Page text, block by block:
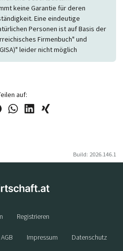
keine Garantie für deren
Eine eindeutige
Personen ist auf Basis der
Firmenbuch" und
leider nicht möglich
auf:
Build: 2026.146.1
Registrieren
AGB Impressum
Datenschutz